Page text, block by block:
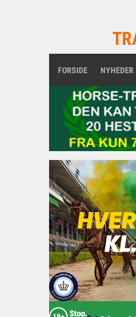
FORSIDE NYHEDER